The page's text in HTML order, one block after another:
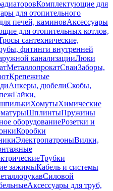
Комплектующие для
для отопительного
печей, каминовАксессуары
для отопительных котлов,
сантехнические,
фитинги внутренней
канализацииЛюки
МеталлопрокатСваиЗаборы,
Крепежные
Анкеры, дюбелиСкобы,
Гайки,
ХомутыХимические
ШплинтыПружины
оборудованиеРозетки и
Коробки
ЭлектропатроныВилки,
Трубки
зажимыКабель и системы
Силовой
Аксессуары для труб,